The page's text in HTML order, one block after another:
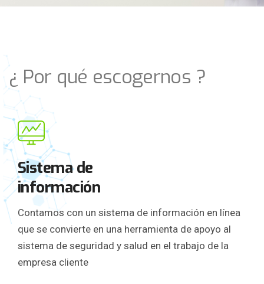
¿ Por qué escogernos ?
Sistema de
información
Contamos con un sistema de información en línea
que se convierte en una herramienta de apoyo al
sistema de seguridad y salud en el trabajo de la
empresa cliente